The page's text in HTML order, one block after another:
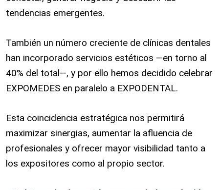
tendencias emergentes.
También un número creciente de clínicas dentales
han incorporado servicios estéticos —en torno al
40% del total—, y por ello hemos decidido celebrar
EXPOMEDES en paralelo a EXPODENTAL.
Esta coincidencia estratégica nos permitirá
maximizar sinergias, aumentar la afluencia de
profesionales y ofrecer mayor visibilidad tanto a
los expositores como al propio sector.